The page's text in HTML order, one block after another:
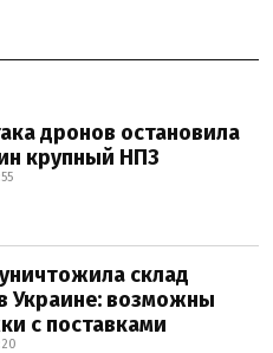
дронов остановила
крупный НПЗ
склад
Украине: возможны
с поставками